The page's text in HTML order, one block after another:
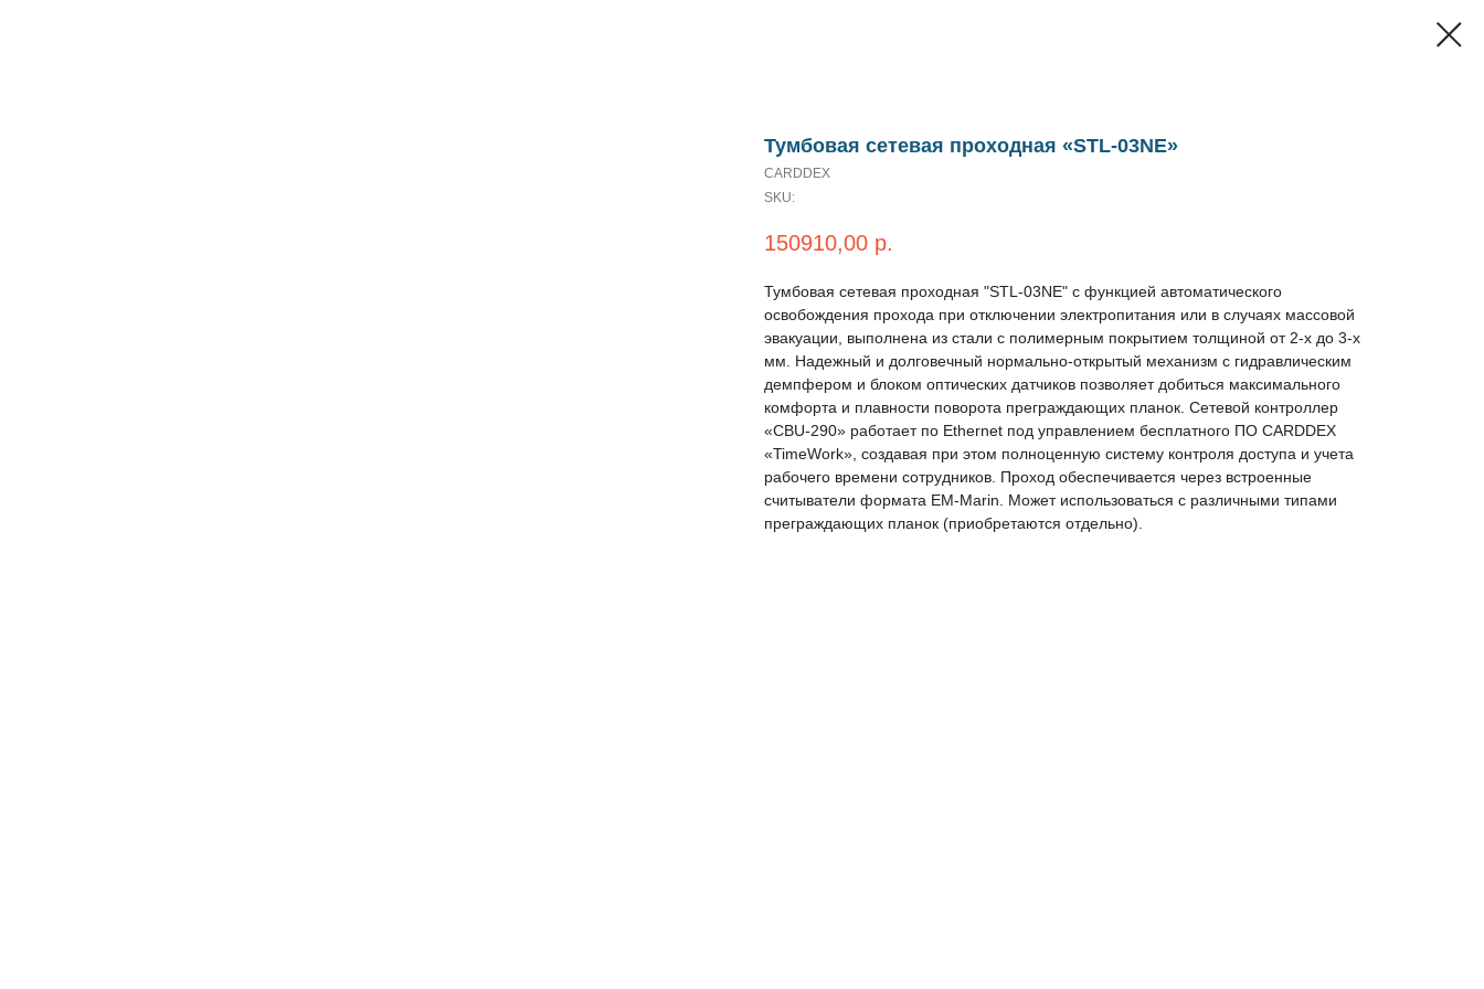
Тумбовая сетевая проходная «STL-03NE»
CARDDEX
SKU:
150910,00 р.
Тумбовая сетевая проходная "STL-03NE" с функцией автоматического
освобождения прохода при отключении электропитания или в случаях массовой
эвакуации, выполнена из стали с полимерным покрытием толщиной от 2-х до 3-х
мм. Надежный и долговечный нормально-открытый механизм c гидравлическим
демпфером и блоком оптических датчиков позволяет добиться максимального
комфорта и плавности поворота преграждающих планок. Сетевой контроллер
«CBU-290» работает по Ethernet под управлением бесплатного ПО CARDDEX
«TimeWork», создавая при этом полноценную систему контроля доступа и учета
рабочего времени сотрудников. Проход обеспечивается через встроенные
считыватели формата EM-Marin. Может использоваться с различными типами
преграждающих планок (приобретаются отдельно).